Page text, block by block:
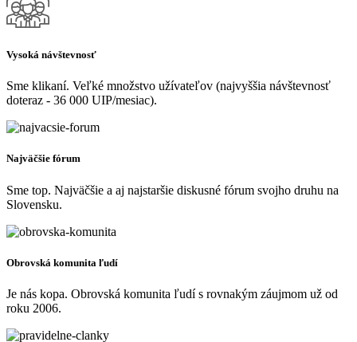
Vysoká návštevnosť
Sme klikaní. Veľké množstvo užívateľov (najvyššia návštevnosť
doteraz - 36 000 UIP/mesiac).
Najväčšie fórum
Sme top. Najväčšie a aj najstaršie diskusné fórum svojho druhu na
Slovensku.
Obrovská komunita ľudí
Je nás kopa. Obrovská komunita ľudí s rovnakým záujmom už od
roku 2006.